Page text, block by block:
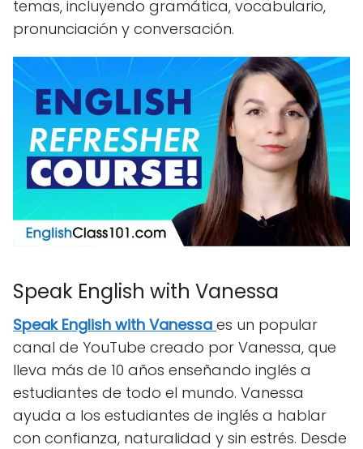
temas, incluyendo gramática, vocabulario,
pronunciación y conversación.
Speak English with Vanessa
Speak English with Vanessa es un popular
canal de YouTube creado por Vanessa, que
lleva más de 10 años enseñando inglés a
estudiantes de todo el mundo. Vanessa
ayuda a los estudiantes de inglés a hablar
con confianza, naturalidad y sin estrés. Desde